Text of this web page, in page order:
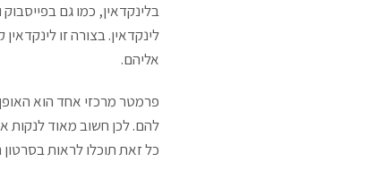
לינקדאין. בצורה זו
אליהם.
פרמטר מרכזי אחד הוא
להם. לכן חשוב מאוד לנקות
כל זאת תוכלו לראות